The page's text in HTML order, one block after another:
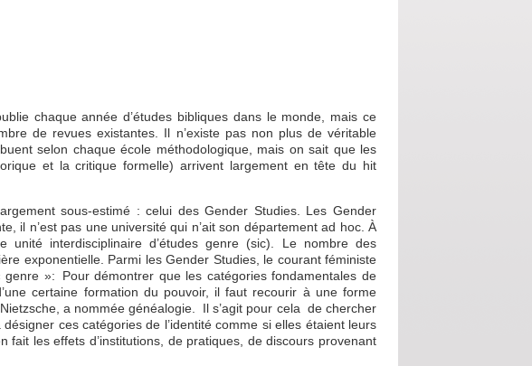
chaque année d’études bibliques dans le monde, mais ce
de revues existantes. Il n’existe pas non plus de véritable
selon chaque école méthodologique, mais on sait que les
et la critique formelle) arrivent largement en tête du hit
sous-estimé : celui des Gender Studies. Les Gender
il n’est pas une université qui n’ait son département ad hoc. À
unité interdisciplinaire d’études genre (sic). Le nombre des
exponentielle. Parmi les Gender Studies, le courant féministe
»: Pour démontrer que les catégories fondamentales de
certaine formation du pouvoir, il faut recourir à une forme
a nommée généalogie. Il s’agit pour cela de chercher
ces catégories de l’identité comme si elles étaient leurs
fait les effets d’institutions, de pratiques, de discours provenant